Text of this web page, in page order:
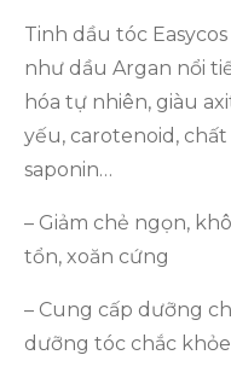
Tinh dầu tóc
như dầu Argan nổi
hóa tự nhiên, giàu
yếu, carotenoid,
saponin…
– Giảm chẻ ngọn,
tổn, xoăn cứng
– Cung cấp dưỡng
dưỡng tóc chắc